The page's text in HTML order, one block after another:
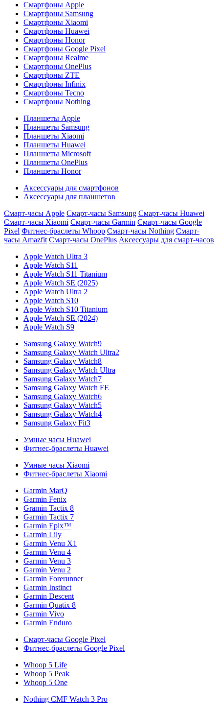
Смартфоны Apple
Смартфоны Samsung
Смартфоны Xiaomi
Смартфоны Huawei
Смартфоны Honor
Смартфоны Google Pixel
Смартфоны Realme
Смартфоны OnePlus
Смартфоны ZTE
Смартфоны Infinix
Смартфоны Tecno
Смартфоны Nothing
Планшеты Apple
Планшеты Samsung
Планшеты Xiaomi
Планшеты Huawei
Планшеты Microsoft
Планшеты OnePlus
Планшеты Honor
Аксессуары для смартфонов
Аксессуары для планшетов
Смарт-часы Apple Смарт-часы Samsung Смарт-часы Huawei
Смарт-часы Xiaomi Смарт-часы Garmin Смарт-часы Google
Pixel Фитнес-браслеты Whoop Смарт-часы Nothing Смарт-
часы Amazfit Смарт-часы OnePlus Аксессуары для смарт-часов
Apple Watch Ultra 3
Apple Watch S11
Apple Watch S11 Titanium
Apple Watch SE (2025)
Apple Watch Ultra 2
Apple Watch S10
Apple Watch S10 Titanium
Apple Watch SE (2024)
Apple Watch S9
Samsung Galaxy Watch9
Samsung Galaxy Watch Ultra2
Samsung Galaxy Watch8
Samsung Galaxy Watch Ultra
Samsung Galaxy Watch7
Samsung Galaxy Watch FE
Samsung Galaxy Watch6
Samsung Galaxy Watch5
Samsung Galaxy Watch4
Samsung Galaxy Fit3
Умные часы Huawei
Фитнес-браслеты Huawei
Умные часы Xiaomi
Фитнес-браслеты Xiaomi
Garmin MarQ
Garmin Fenix
Gramin Tactix 8
Garmin Tactix 7
Garmin Epix™
Garmin Lily
Garmin Venu X1
Garmin Venu 4
Garmin Venu 3
Garmin Venu 2
Garmin Forerunner
Garmin Instinct
Garmin Descent
Garmin Quatix 8
Garmin Vivo
Garmin Enduro
Смарт-часы Google Pixel
Фитнес-браслеты Google Pixel
Whoop 5 Life
Whoop 5 Peak
Whoop 5 One
Nothing CMF Watch 3 Pro